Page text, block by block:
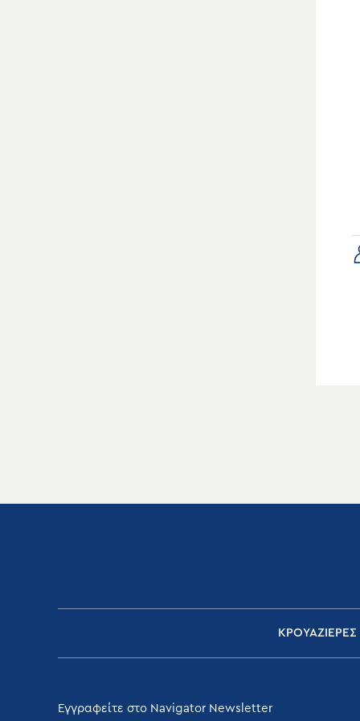
ΚΡΟΥΑΖΙΕΡΕΣ
Εγγραφείτε στο Navigator Newsletter